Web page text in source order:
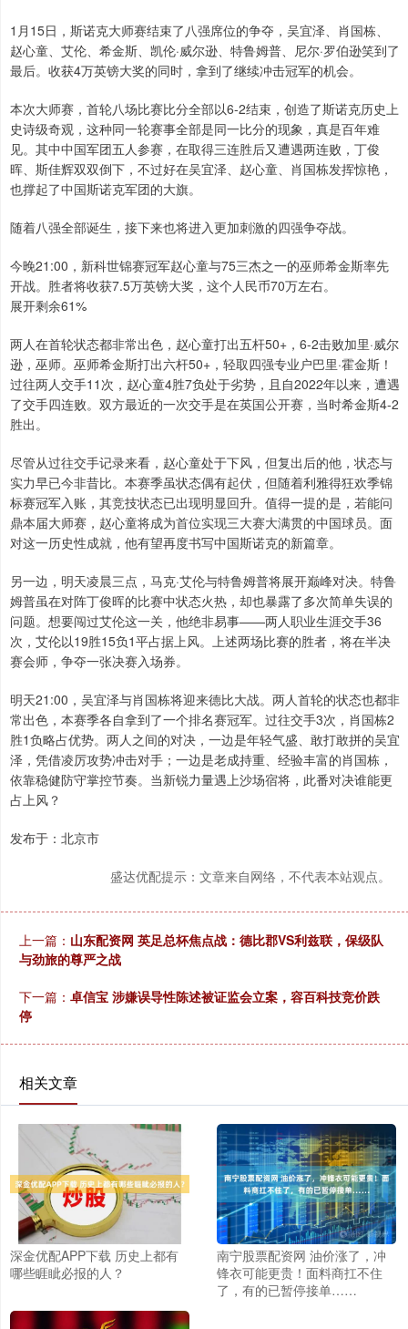
1月15日，斯诺克大师赛结束了八强席位的争夺，吴宜泽、肖国栋、
赵心童、艾伦、希金斯、凯伦·威尔逊、特鲁姆普、尼尔·罗伯逊笑到了
最后。收获4万英镑大奖的同时，拿到了继续冲击冠军的机会。
本次大师赛，首轮八场比赛比分全部以6-2结束，创造了斯诺克历史上
史诗级奇观，这种同一轮赛事全部是同一比分的现象，真是百年难
见。其中中国军团五人参赛，在取得三连胜后又遭遇两连败，丁俊
晖、斯佳辉双双倒下，不过好在吴宜泽、赵心童、肖国栋发挥惊艳，
也撑起了中国斯诺克军团的大旗。
随着八强全部诞生，接下来也将进入更加刺激的四强争夺战。
今晚21:00，新科世锦赛冠军赵心童与75三杰之一的巫师希金斯率先
开战。胜者将收获7.5万英镑大奖，这个人民币70万左右。
展开剩余61%
两人在首轮状态都非常出色，赵心童打出五杆50+，6-2击败加里·威尔
逊，巫师。巫师希金斯打出六杆50+，轻取四强专业户巴里·霍金斯！
过往两人交手11次，赵心童4胜7负处于劣势，且自2022年以来，遭遇
了交手四连败。双方最近的一次交手是在英国公开赛，当时希金斯4-2
胜出。
尽管从过往交手记录来看，赵心童处于下风，但复出后的他，状态与
实力早已今非昔比。本赛季虽状态偶有起伏，但随着利雅得狂欢季锦
标赛冠军入账，其竞技状态已出现明显回升。值得一提的是，若能问
鼎本届大师赛，赵心童将成为首位实现三大赛大满贯的中国球员。面
对这一历史性成就，他有望再度书写中国斯诺克的新篇章。
另一边，明天凌晨三点，马克·艾伦与特鲁姆普将展开巅峰对决。特鲁
姆普虽在对阵丁俊晖的比赛中状态火热，却也暴露了多次简单失误的
问题。想要闯过艾伦这一关，他绝非易事——两人职业生涯交手36
次，艾伦以19胜15负1平占据上风。上述两场比赛的胜者，将在半决
赛会师，争夺一张决赛入场券。
明天21:00，吴宜泽与肖国栋将迎来德比大战。两人首轮的状态也都非
常出色，本赛季各自拿到了一个排名赛冠军。过往交手3次，肖国栋2
胜1负略占优势。两人之间的对决，一边是年轻气盛、敢打敢拼的吴宜
泽，凭借凌厉攻势冲击对手；一边是老成持重、经验丰富的肖国栋，
依靠稳健防守掌控节奏。当新锐力量遇上沙场宿将，此番对决谁能更
占上风？
发布于：北京市
盛达优配提示：文章来自网络，不代表本站观点。
上一篇： 山东配资网 英足总杯焦点战：德比郡VS利兹联，保级队
与劲旅的尊严之战
下一篇： 卓信宝 涉嫌误导性陈述被证监会立案，容百科技竞价跌
停
相关文章
深金优配APP下载 历史上都有
哪些睚眦必报的人？
南宁股票配资网 油价涨了，冲
锋衣可能更贵！面料商扛不住
了，有的已暂停接单……